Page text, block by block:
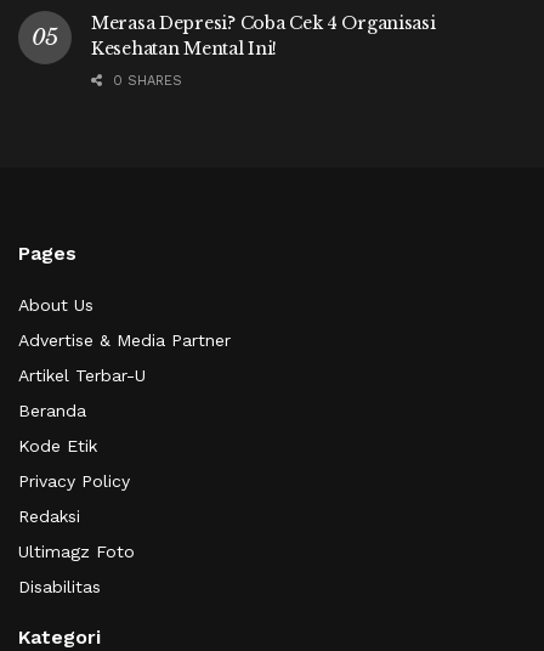
Merasa Depresi? Coba Cek 4 Organisasi
Kesehatan Mental Ini!
0 SHARES
Pages
About Us
Advertise & Media Partner
Artikel Terbar-U
Beranda
Kode Etik
Privacy Policy
Redaksi
Ultimagz Foto
Disabilitas
Kategori